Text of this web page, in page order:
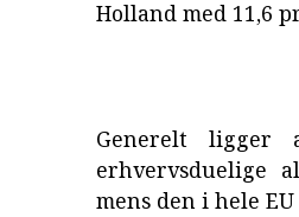
Holland med 11,6
Generelt ligger
erhvervsduelige
mens den i hele